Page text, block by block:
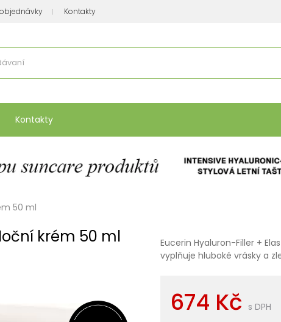
Kontakty
Kontakty
50 ml
krém 50 ml
Eucerin Hyaluron-Filler +
vyplňuje hluboké vrásky a
674 Kč s DPH